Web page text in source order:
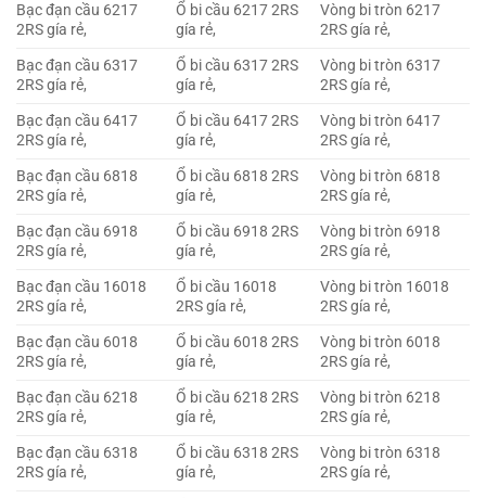
Bạc đạn cầu 6217
2RS gía rẻ,
Ổ bi cầu 6217 2RS
gía rẻ,
Vòng bi tròn 6217
2RS gía rẻ,
Bạc đạn cầu 6317
2RS gía rẻ,
Ổ bi cầu 6317 2RS
gía rẻ,
Vòng bi tròn 6317
2RS gía rẻ,
Bạc đạn cầu 6417
2RS gía rẻ,
Ổ bi cầu 6417 2RS
gía rẻ,
Vòng bi tròn 6417
2RS gía rẻ,
Bạc đạn cầu 6818
2RS gía rẻ,
Ổ bi cầu 6818 2RS
gía rẻ,
Vòng bi tròn 6818
2RS gía rẻ,
Bạc đạn cầu 6918
2RS gía rẻ,
Ổ bi cầu 6918 2RS
gía rẻ,
Vòng bi tròn 6918
2RS gía rẻ,
Bạc đạn cầu 16018
2RS gía rẻ,
Ổ bi cầu 16018
2RS gía rẻ,
Vòng bi tròn 16018
2RS gía rẻ,
Bạc đạn cầu 6018
2RS gía rẻ,
Ổ bi cầu 6018 2RS
gía rẻ,
Vòng bi tròn 6018
2RS gía rẻ,
Bạc đạn cầu 6218
2RS gía rẻ,
Ổ bi cầu 6218 2RS
gía rẻ,
Vòng bi tròn 6218
2RS gía rẻ,
Bạc đạn cầu 6318
2RS gía rẻ,
Ổ bi cầu 6318 2RS
gía rẻ,
Vòng bi tròn 6318
2RS gía rẻ,